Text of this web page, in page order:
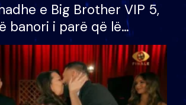
e Big Brother VIP 5,
banori i parë që lë
humb mundësinë për
e madh